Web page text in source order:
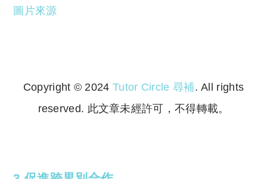
圖片來源
Copyright © 2024 Tutor Circle 尋補. All rights
reserved. 此文章未經許可，不得轉載。